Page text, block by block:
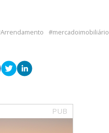
Arrendamento mercadoimobiliário
PUB